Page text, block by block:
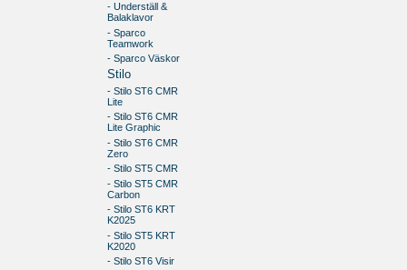
- Underställ &
Balaklavor
- Sparco
Teamwork
- Sparco Väskor
Stilo
- Stilo ST6 CMR
Lite
- Stilo ST6 CMR
Lite Graphic
- Stilo ST6 CMR
Zero
- Stilo ST5 CMR
- Stilo ST5 CMR
Carbon
- Stilo ST6 KRT
K2025
- Stilo ST5 KRT
K2020
- Stilo ST6 Visir